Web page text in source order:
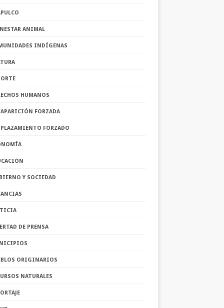
ANIMAL
INDÍGENAS
HUMANOS
FORZADA
FORZADO
Y SOCIEDAD
DE PRENSA
ORIGINARIOS
NATURALES